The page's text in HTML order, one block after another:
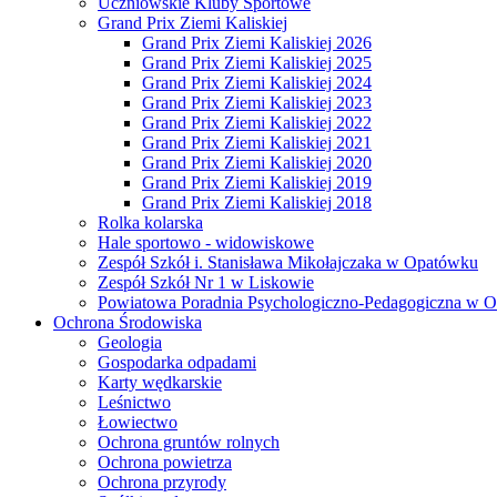
Grand Prix Ziemi Kaliskiej
Grand Prix Ziemi Kaliskiej 2026
Grand Prix Ziemi Kaliskiej 2025
Grand Prix Ziemi Kaliskiej 2024
Grand Prix Ziemi Kaliskiej 2023
Grand Prix Ziemi Kaliskiej 2022
Grand Prix Ziemi Kaliskiej 2021
Grand Prix Ziemi Kaliskiej 2020
Grand Prix Ziemi Kaliskiej 2019
Grand Prix Ziemi Kaliskiej 2018
Rolka kolarska
Hale sportowo - widowiskowe
Zespół Szkół i. Stanisława Mikołajczaka w Opatówku
Zespół Szkół Nr 1 w Liskowie
Powiatowa Poradnia Psychologiczno-Pedagogiczna w
Ochrona Środowiska
Geologia
Gospodarka odpadami
Karty wędkarskie
Leśnictwo
Łowiectwo
Ochrona gruntów rolnych
Ochrona powietrza
Ochrona przyrody